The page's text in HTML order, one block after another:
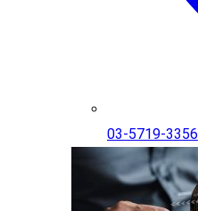
03-5719-3356